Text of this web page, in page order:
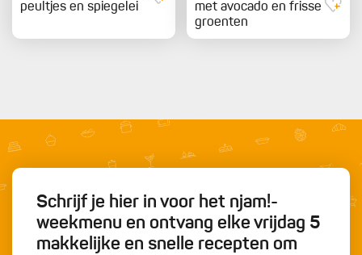
peultjes en spiegelei
met avocado en frisse
groenten
Schrijf je hier in voor het njam!-
weekmenu en ontvang elke vrijdag 5
makkelijke en snelle recepten om